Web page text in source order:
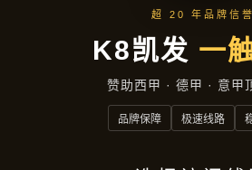
首页 案例精选